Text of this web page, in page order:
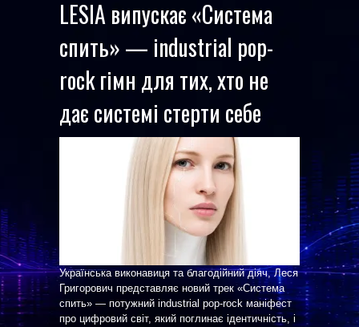
LESIA випускає «Система
спить» — industrial pop-
rock гімн для тих, хто не
дає системі стерти себе
Українська виконавиця та благодійний діяч, Леся
Григорович представляє новий трек «Система
спить» — потужний industrial pop-rock маніфест
про цифровий світ, який поглинає ідентичність, і